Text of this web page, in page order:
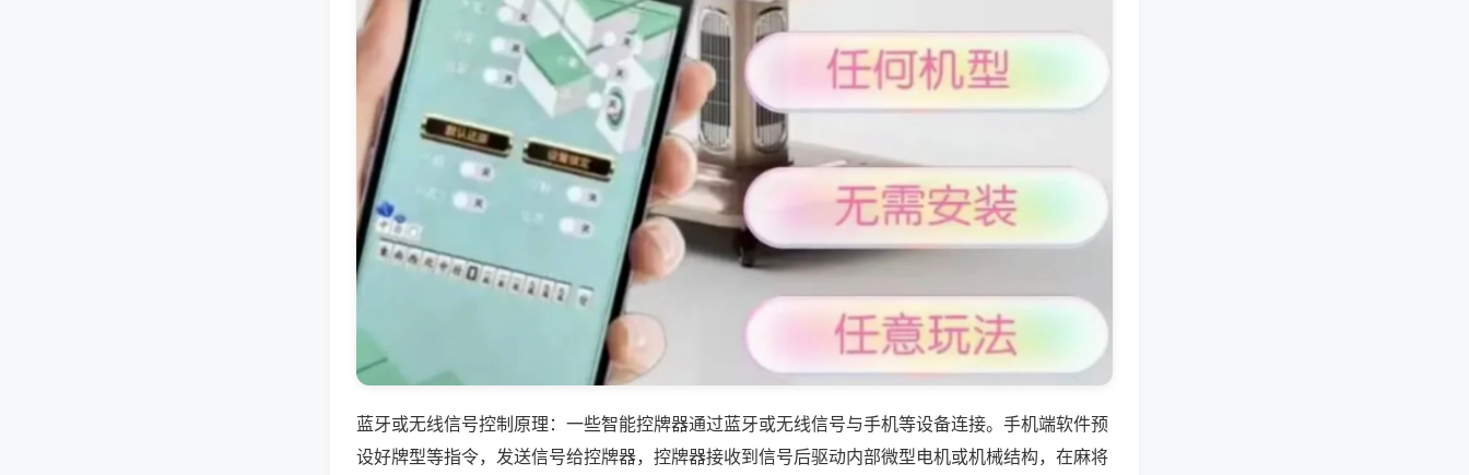
蓝牙或无线信号控制原理：一些智能控牌器通过蓝牙或无线信号与手机等设备连接。手机端软件预
设好牌型等指令，发送信号给控牌器，控牌器接收到信号后驱动内部微型电机或机械结构，在麻将